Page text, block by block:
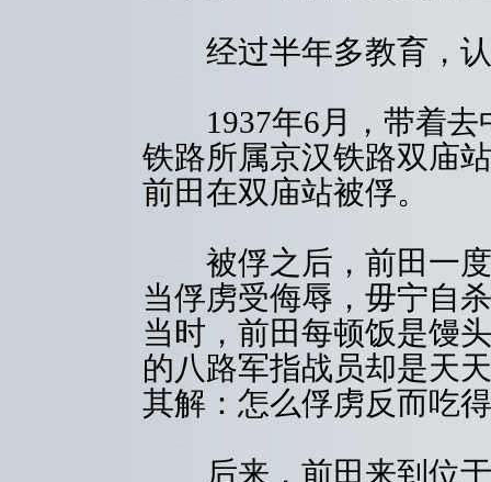
经过半年多教育，认
1937年6月，带着去
铁路所属京汉铁路双庙
前田在双庙站被俘。
被俘之后，前田一度
当俘虏受侮辱，毋宁自
当时，前田每顿饭是馒
的八路军指战员却是天
其解：怎么俘虏反而吃
后来，前田来到位于